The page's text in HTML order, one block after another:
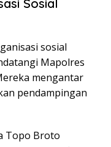
Sosial
sosial
Mapolres
mengantar
pendampingan
Topo Broto